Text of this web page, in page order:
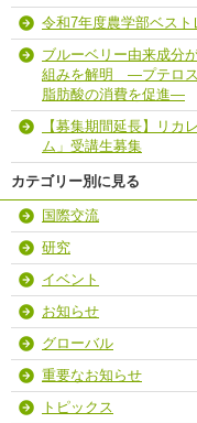
令和7年度農学部ベス
ブルーベリー由来成分
組みを解明 ―プテロス
脂肪酸の消費を促進―
【募集期間延長】リカ
ム」受講生募集
カテゴリー別に見る
国際交流
研究
イベント
お知らせ
グローバル
重要なお知らせ
トピックス